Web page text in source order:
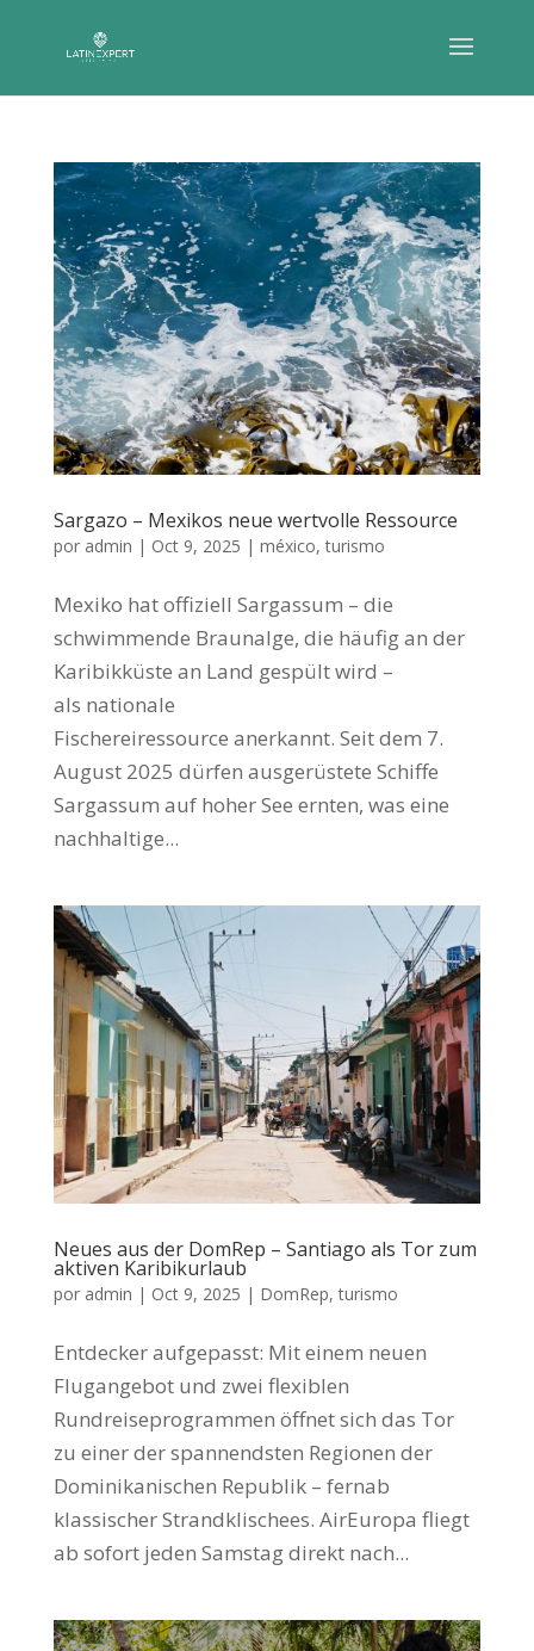
Sargazo – Mexikos neue wertvolle Ressource
por admin | Oct 9, 2025 | méxico,turismo
Mexiko hat offiziell Sargassum – die
schwimmende Braunalge, die häufig an der
Karibikküste an Land gespült wird –
als nationale
Fischereiressource anerkannt. Seit dem 7.
August 2025 dürfen ausgerüstete Schiffe
Sargassum auf hoher See ernten, was eine
nachhaltige...
Neues aus der DomRep – Santiago als Tor zum
aktiven Karibikurlaub
por admin | Oct 9, 2025 | DomRep,turismo
Entdecker aufgepasst: Mit einem neuen
Flugangebot und zwei flexiblen
Rundreiseprogrammen öffnet sich das Tor
zu einer der spannendsten Regionen der
Dominikanischen Republik – fernab
klassischer Strandklischees. AirEuropa fliegt
ab sofort jeden Samstag direkt nach...